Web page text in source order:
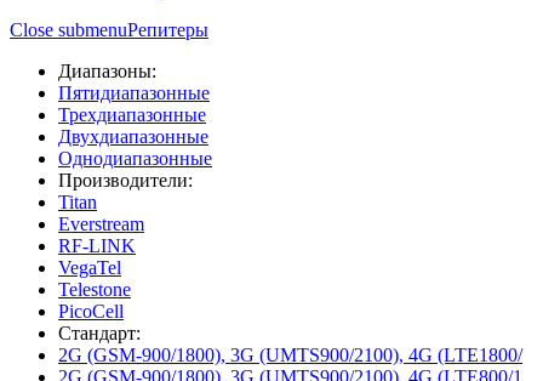
Close submenuРепитеры
Диапазоны:
Пятидиапазонные
Трехдиапазонные
Двухдиапазонные
Однодиапазонные
Производители:
Titan
Everstream
RF-LINK
VegaTel
Telestone
PicoCell
Стандарт:
2G (GSM-900/1800), 3G (UMTS900/2100), 4G (LTE1800/
2G (GSM-900/1800), 3G (UMTS900/2100), 4G (LTE800/1